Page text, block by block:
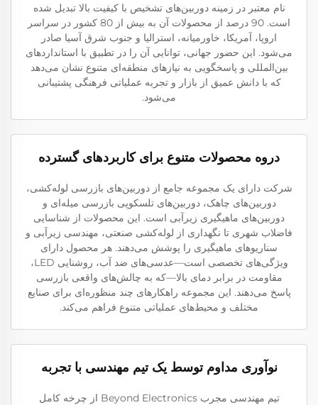
نام معتبر در زمینه دوربین‌های تشخیص با کیفیت بالا تبدیل شده
است. 90 درصد از محصولات آن به بیش از 80 کشور در سراسر
اروپا، آمریکا، خاورمیانه، استرالیا و جنوب شرق آسیا صادر
می‌شود. این حضور جهانی، توانایی آن را در تطبیق با استانداردهای
بین‌المللی و پاسخگویی به نیازهای منطقه‌ای متنوع نشان می‌دهد
که با دانش عمیق از بازار و تجربه عملیاتی فرهنگی پشتیبانی
می‌شود.
دروه محصولات متنوع برای کاربردهای گسترده
شرکت دارای یک مجموعه جامع از دوربین‌های بازرسی لوله‌کشی،
دوربین‌های چاهک، دوربین‌های تلسکوپی بازرسی میله‌ای و
دوربین‌های ماهیگیری زیرآبی است. این محصولات از شناسایی
فاضلاب شهری تا نگهداری از لوله‌کشی صنعتی، مهندسی زیرآبی و
سناریوهای ماهیگیری را پوشش می‌دهند. هر محصول دارای
ویژگی‌های تخصصی است—عدسی‌های ضد آب، روشنایی LED،
مقاومت در برابر دمای بالا—که به چالش‌های واقعی بازرسی
پاسخ می‌دهند. این مجموعه راهکارهای چند منظوره‌ای برای صنایع
مختلف و محیط‌های عملیاتی متنوع فراهم می‌کند.
نوآوری مداوم توسط یک تیم مهندسی با تجربه
تیم مهندسی مجرب Beyond Electronics از چرخه کامل